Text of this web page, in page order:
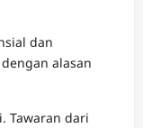
dan
alasan
Tawaran dari